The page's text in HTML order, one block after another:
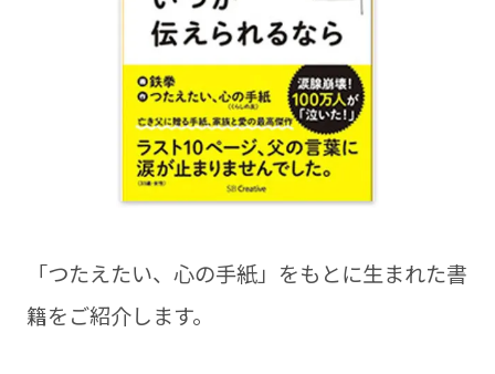
「つたえたい、⼼の⼿紙」をもとに⽣まれた書
籍をご紹介します。